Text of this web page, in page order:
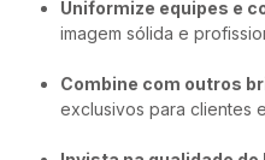
Uniformize equipes e
imagem sólida e
Combine com outros
exclusivos para clientes